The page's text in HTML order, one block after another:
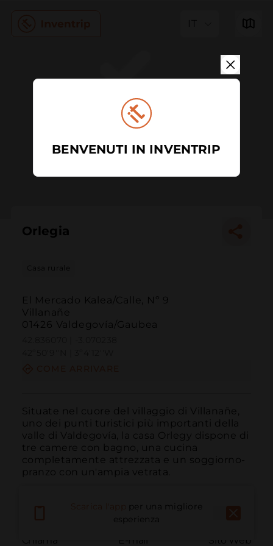
IT
Orlegia
Casa rurale
El Mercado Kalea/Calle, Nº 9
Villanañe
01426 Valdegovía/Gaubea
Situate nel cuore del villaggio di Villanañe,
uno dei punti turistici più importanti della
valle di Valdegovía, la casa Orlegy dispone di
tre camere con bagno, una cucina
completamente attrezzata e un soggiorno-
pranzo con un'ampia vetrata.
Chiama E-mail Sito Web
per una migliore
esperienza
BENVENUTI IN INVENTRIP